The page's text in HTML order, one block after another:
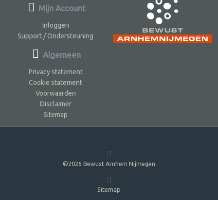
Mijn Account
Inloggen
Support / Ondersteuning
Algemeen
Privacy statement
Cookie statement
Voorwaarden
Disclaimer
Sitemap
©2026 Bewust Arnhem Nijmegen
Sitemap